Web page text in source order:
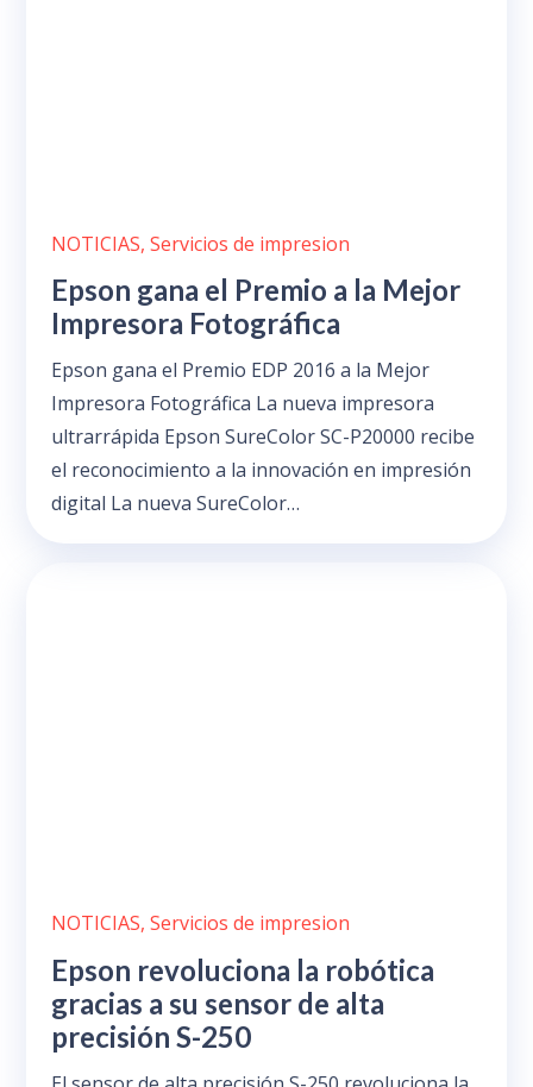
NOTICIAS, Servicios de impresion
Epson gana el Premio a la Mejor
Impresora Fotográfica
Epson gana el Premio EDP 2016 a la Mejor
Impresora Fotográfica La nueva impresora
ultrarrápida Epson SureColor SC-P20000 recibe
el reconocimiento a la innovación en impresión
digital La nueva SureColor…
NOTICIAS, Servicios de impresion
Epson revoluciona la robótica
gracias a su sensor de alta
precisión S-250